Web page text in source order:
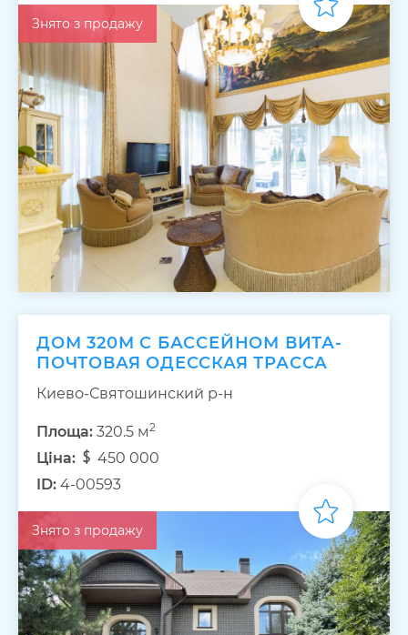
Знято з продажу
ДОМ 320М С БАССЕЙНОМ ВИТА-
ПОЧТОВАЯ ОДЕССКАЯ ТРАССА
Киево-Святошинский р-н
Площа: 320.5 м2
Ціна:
450 000
ID: 4-00593
Знято з продажу